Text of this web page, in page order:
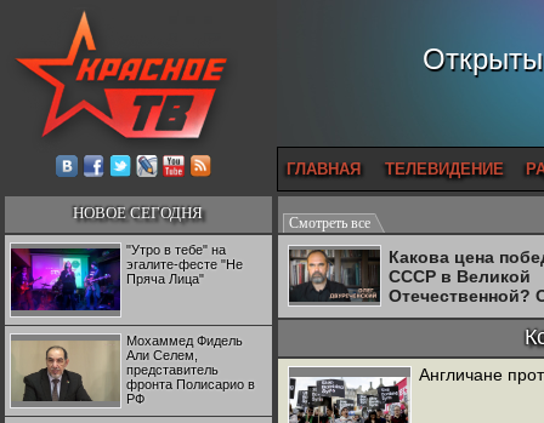
ГЛАВНАЯ ТЕЛЕВИДЕНИЕ
НОВОЕ СЕГОДНЯ
"Утро в тебе" на
эгалите-фесте "Не
Пряча Лица"
Мохаммед Фидель
Али Селем,
представитель
фронта Полисарио в
РФ
Смотреть все
Какова цена
СССР в Великой
Отечественной?
Двуреченский о
Англичане